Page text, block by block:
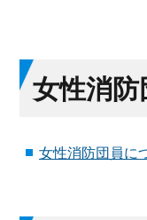
女性消防
女性消防団員に